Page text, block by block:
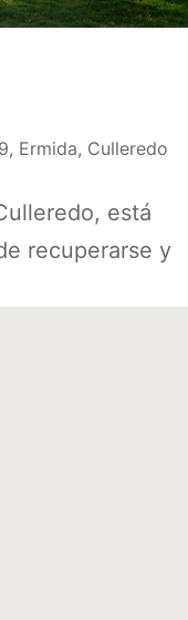
Ermida, Culleredo
está
recuperarse y